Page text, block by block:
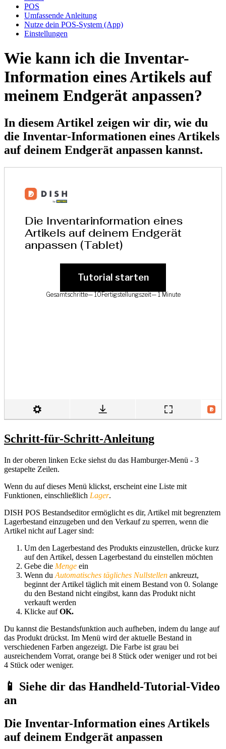
POS
Umfassende Anleitung
Nutze dein POS-System (App)
Einstellungen
Wie kann ich die Inventar-
Information eines Artikels auf
meinem Endgerät anpassen?
In diesem Artikel zeigen wir dir, wie du
die Inventar-Informationen eines Artikels
auf deinem Endgerät anpassen kannst.
Schritt-für-Schritt-Anleitung
In der oberen linken Ecke siehst du das Hamburger-Menü - 3
gestapelte Zeilen.
Wenn du auf dieses Menü klickst, erscheint eine Liste mit
Funktionen, einschließlich Lager.
DISH POS Bestandseditor ermöglicht es dir, Artikel mit begrenztem
Lagerbestand einzugeben und den Verkauf zu sperren, wenn die
Artikel nicht auf Lager sind:
Um den Lagerbestand des Produkts einzustellen, drücke kurz
auf den Artikel, dessen Lagerbestand du einstellen möchten
Gebe die Menge ein
Wenn du Automatisches tägliches Nullstellen ankreuzt,
beginnt der Artikel täglich mit einem Bestand von 0. Solange
du den Bestand nicht eingibst, kann das Produkt nicht
verkauft werden
Klicke aufOK.
Du kannst die Bestandsfunktion auch aufheben, indem du lange auf
das Produkt drückst. Im Menü wird der aktuelle Bestand in
verschiedenen Farben angezeigt. Die Farbe ist grau bei
ausreichendem Vorrat, orange bei 8 Stück oder weniger und rot bei
4 Stück oder weniger.
📱 Siehe dir das Handheld-Tutorial-Video
an
Die Inventar-Information eines Artikels
auf deinem Endgerät anpassen